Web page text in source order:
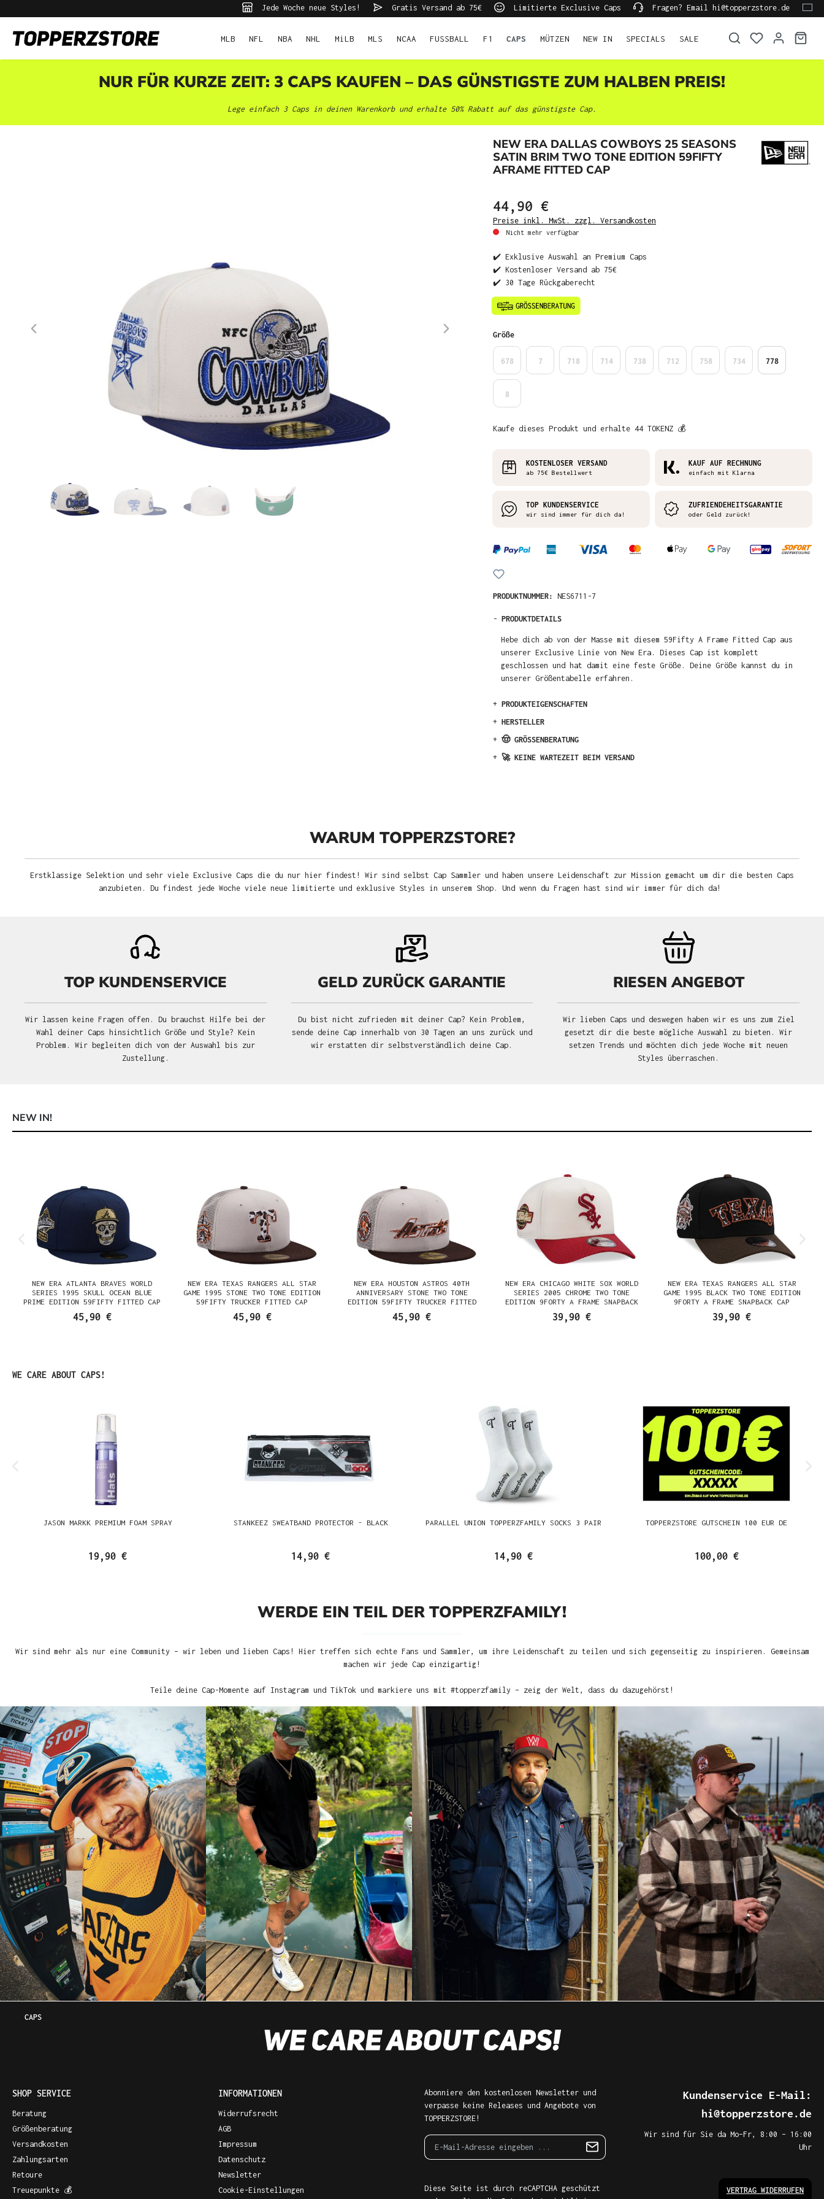
Jede Woche neue Styles! Gratis Versand ab 75€ Limitierte Exclusive Caps Fragen? Email hi@topperzstore.de
MLB NFL NBA NHL MiLB MLS NCAA FUSSBALL F1 CAPS MÜTZEN NEW IN SPECIALS SALE
NUR FÜR KURZE ZEIT: 3 CAPS KAUFEN – DAS GÜNSTIGSTE ZUM HALBEN PREIS!
Lege einfach 3 Caps in deinen Warenkorb und erhalte 50% Rabatt auf das günstigste Cap.
NEW ERA DALLAS COWBOYS 25 SEASONS
SATIN BRIM TWO TONE EDITION 59FIFTY
AFRAME FITTED CAP
44,90 €
Preise inkl. MwSt. zzgl. Versandkosten
Nicht mehr verfügbar
✔️ Exklusive Auswahl an Premium Caps
✔️ Kostenloser Versand ab 75€
✔️ 30 Tage Rückgaberecht
Größeauswählen
678 7 718 714 738 712 758 734 778
8
Kaufe dieses Produkt und erhalte 44 TOKENZ 💰
KOSTENLOSER VERSAND
ab 75€ Bestellwert
KAUF AUF RECHNUNG
einfach mit Klarna
TOP KUNDENSERVICE
wir sind immer für dich da!
ZUFRIENDEHEITSGARANTIE
oder Geld zurück!
PRODUKTNUMMER: NES6711-7
- PRODUKTDETAILS
Hebe dich ab von der Masse mit diesem 59Fifty A Frame Fitted Cap aus
unserer Exclusive Linie von New Era. Dieses Cap ist komplett
geschlossen und hat damit eine feste Größe. Deine Größe kannst du in
unserer Größentabelle erfahren.
+ PRODUKTEIGENSCHAFTEN
+ HERSTELLER
+ 🤠 GRÖSSENBERATUNG
+ 🚀 KEINE WARTEZEIT BEIM VERSAND
WARUM TOPPERZSTORE?
Erstklassige Selektion und sehr viele Exclusive Caps die du nur hier findest! Wir sind selbst Cap Sammler und haben unsere Leidenschaft zur Mission gemacht um dir die besten Caps
anzubieten. Du findest jede Woche viele neue limitierte und exklusive Styles in unserem Shop. Und wenn du Fragen hast sind wir immer für dich da!
TOP KUNDENSERVICE
Wir lassen keine Fragen offen. Du brauchst Hilfe bei der
Wahl deiner Caps hinsichtlich Größe und Style? Kein
Problem. Wir begleiten dich von der Auswahl bis zur
Zustellung.
GELD ZURÜCK GARANTIE
Du bist nicht zufrieden mit deiner Cap? Kein Problem,
sende deine Cap innerhalb von 30 Tagen an uns zurück und
wir erstatten dir selbstverständlich deine Cap.
RIESEN ANGEBOT
Wir lieben Caps und deswegen haben wir es uns zum Ziel
gesetzt dir die beste mögliche Auswahl zu bieten. Wir
setzen Trends und möchten dich jede Woche mit neuen
Styles überraschen.
NEW IN!
NEW ERA ATLANTA BRAVES WORLD
SERIES 1995 SKULL OCEAN BLUE
PRIME EDITION 59FIFTY FITTED CAP
45,90 €
NEW ERA TEXAS RANGERS ALL STAR
GAME 1995 STONE TWO TONE EDITION
59FIFTY TRUCKER FITTED CAP
45,90 €
NEW ERA HOUSTON ASTROS 40TH
ANNIVERSARY STONE TWO TONE
EDITION 59FIFTY TRUCKER FITTED
CAP
45,90 €
NEW ERA CHICAGO WHITE SOX WORLD
SERIES 2005 CHROME TWO TONE
EDITION 9FORTY A FRAME SNAPBACK
CAP
39,90 €
NEW ERA TEXAS RANGERS ALL STAR
GAME 1995 BLACK TWO TONE EDITION
9FORTY A FRAME SNAPBACK CAP
39,90 €
Produktgalerie überspringen
WE CARE ABOUT CAPS!
JASON MARKK PREMIUM FOAM SPRAY
19,90 €
STANKEEZ SWEATBAND PROTECTOR - BLACK
14,90 €
PARALLEL UNION TOPPERZFAMILY SOCKS 3 PAIR
14,90 €
TOPPERZSTORE GUTSCHEIN 100 EUR DE
100,00 €
WERDE EIN TEIL DER TOPPERZFAMILY!
Wir sind mehr als nur eine Community – wir leben und lieben Caps! Hier treffen sich echte Fans und Sammler, um ihre Leidenschaft zu teilen und sich gegenseitig zu inspirieren. Gemeinsam
machen wir jede Cap einzigartig!
Teile deine Cap-Momente auf Instagram und TikTok und markiere uns mit #topperzfamily – zeig der Welt, dass du dazugehörst!
CAPS
SHOP SERVICE
Beratung
Größenberatung
Versandkosten
Zahlungsarten
Retoure
Treuepunkte 💰
INFORMATIONEN
Widerrufsrecht
AGB
Impressum
Datenschutz
Newsletter
Cookie-Einstellungen
Abonniere den kostenlosen Newsletter und
verpasse keine Releases und Angebote von
TOPPERZSTORE!
Diese Seite ist durch reCAPTCHA geschützt
Kundenservice E-Mail:
hi@topperzstore.de
Wir sind für Sie da Mo–Fr, 8:00 – 16:00
Uhr
VERTRAG WIDERRUFEN